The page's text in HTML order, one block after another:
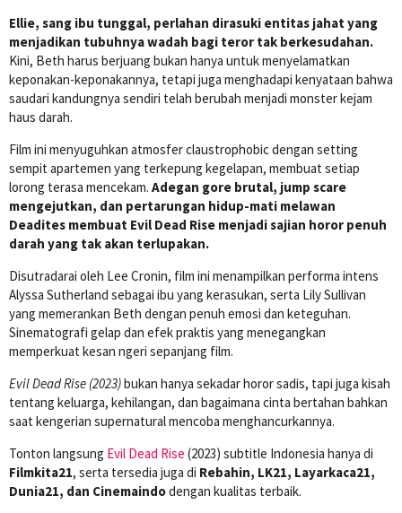
Ellie, sang ibu tunggal, perlahan dirasuki entitas jahat yang
menjadikan tubuhnya wadah bagi teror tak berkesudahan.
Kini, Beth harus berjuang bukan hanya untuk menyelamatkan
keponakan-keponakannya, tetapi juga menghadapi kenyataan bahwa
saudari kandungnya sendiri telah berubah menjadi monster kejam
haus darah.
Film ini menyuguhkan atmosfer claustrophobic dengan setting
sempit apartemen yang terkepung kegelapan, membuat setiap
lorong terasa mencekam. Adegan gore brutal, jump scare
mengejutkan, dan pertarungan hidup-mati melawan
Deadites membuat Evil Dead Rise menjadi sajian horor penuh
darah yang tak akan terlupakan.
Disutradarai oleh Lee Cronin, film ini menampilkan performa intens
Alyssa Sutherland sebagai ibu yang kerasukan, serta Lily Sullivan
yang memerankan Beth dengan penuh emosi dan keteguhan.
Sinematografi gelap dan efek praktis yang menegangkan
memperkuat kesan ngeri sepanjang film.
Evil Dead Rise (2023)bukan hanya sekadar horor sadis, tapi juga kisah
tentang keluarga, kehilangan, dan bagaimana cinta bertahan bahkan
saat kengerian supernatural mencoba menghancurkannya.
Tonton langsung Evil Dead Rise (2023) subtitle Indonesia hanya di
Filmkita21, serta tersedia juga di Rebahin, LK21, Layarkaca21,
Dunia21, dan Cinemaindodengan kualitas terbaik.